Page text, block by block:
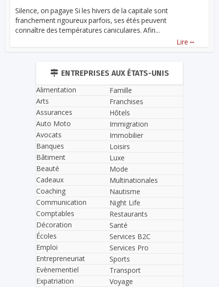
Silence, on pagaye Si les hivers de la capitale sont
franchement rigoureux parfois, ses étés peuvent
connaître des températures caniculaires. Afin...
Lire ...
ENTREPRISES AUX ÉTATS-UNIS
Alimentation
Arts
Assurances
Auto Moto
Avocats
Banques
Bâtiment
Beauté
Cadeaux
Coaching
Communication
Comptables
Décoration
Écoles
Emploi
Entrepreneuriat
Evènementiel
Expatriation
Famille
Franchises
Hôtels
Immigration
Immobilier
Loisirs
Luxe
Mode
Multinationales
Nautisme
Night Life
Restaurants
Santé
Services B2C
Services Pro
Sports
Transport
Voyage